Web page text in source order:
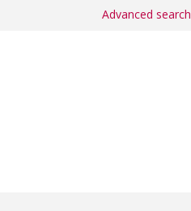
Advanced search